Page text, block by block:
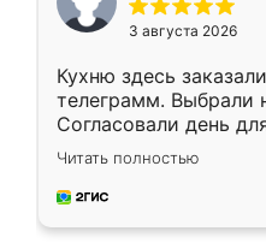
3 августа 2026
Кухню здесь
телеграмм. Выбрали
Согласовали день
недели кухня была
довольны работой.
мебель за
Читать полностью